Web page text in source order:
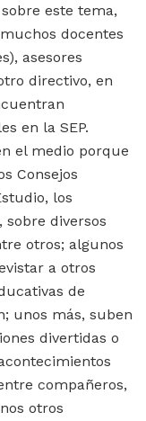
este tema,
docentes
asesores
directivo, en
en la SEP.
el medio porque
Consejos
los
sobre diversos
otros; algunos
a otros
de
unos más, suben
divertidas o
compañeros,
otros